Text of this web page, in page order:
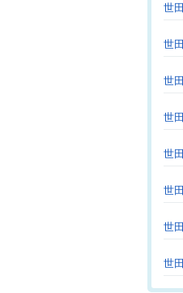
世
世
世
世
世
世
世
世